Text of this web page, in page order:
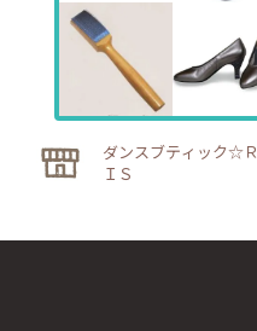
ダンスブティック☆Ｒ
ＩＳ